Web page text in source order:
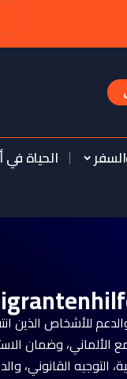
الحياة في
للأشخاص الذين
وضمان
التوجيه القانوني،